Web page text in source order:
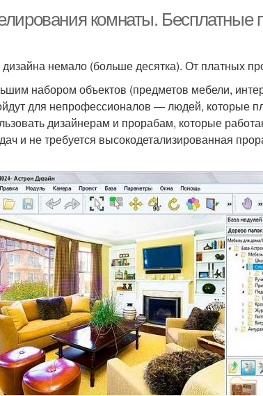
комнаты. Бесплатные
немало (больше десятка). От платных
набором объектов (предметов мебели,
для непрофессионалов — людей, которые
дизайнерам и прорабам, которые
и не требуется высокодетализированная